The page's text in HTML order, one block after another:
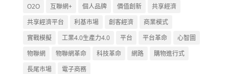
O2O 互聯網+ 個人品牌 價值創新
共享經濟
共享經濟平台
利基市場 創客經濟
商業模式
實戰模擬
工業4.0生產力4.0 平台 平台革命
心智圖
物聯網
物聯網革命 科技革命 網路
購物進行式
長尾市場
電子商務